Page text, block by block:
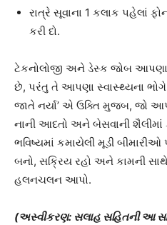
રાત્રે સૂવાના 1 કલાક પહેલાં
કરી દો.
ટેકનોલોજી અને ડેસ્ક જોબ
છે, પરંતુ તે આપણા સ્વાસ્થ્યના
જાતે નર્યા’ એ ઉક્તિ મુજબ, જો
નાની આદતો અને બેસવાની શૈલીમાં
ભવિષ્યમાં કમાયેલી મૂડી
બનો, સક્રિય રહો અને કામની
હલનચલન આપો.
(અસ્વીકરણ: સલાહ સહિતની આ